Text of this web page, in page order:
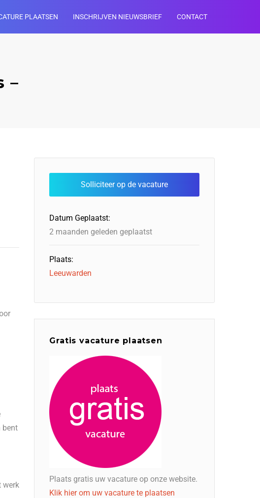
PLAATSEN INSCHRIJVEN NIEUWSBRIEF CONTACT
–
bent
werk
Datum Geplaatst:
2 maanden geleden geplaatst
Plaats:
Leeuwarden
Gratis vacature plaatsen
Plaats gratis uw vacature op onze website.
Klik hier om uw vacature te plaatsen